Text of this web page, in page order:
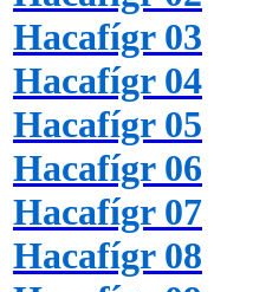
Hacafígr 03
Hacafígr 04
Hacafígr 05
Hacafígr 06
Hacafígr 07
Hacafígr 08